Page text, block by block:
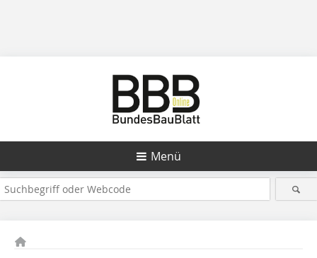
Menü